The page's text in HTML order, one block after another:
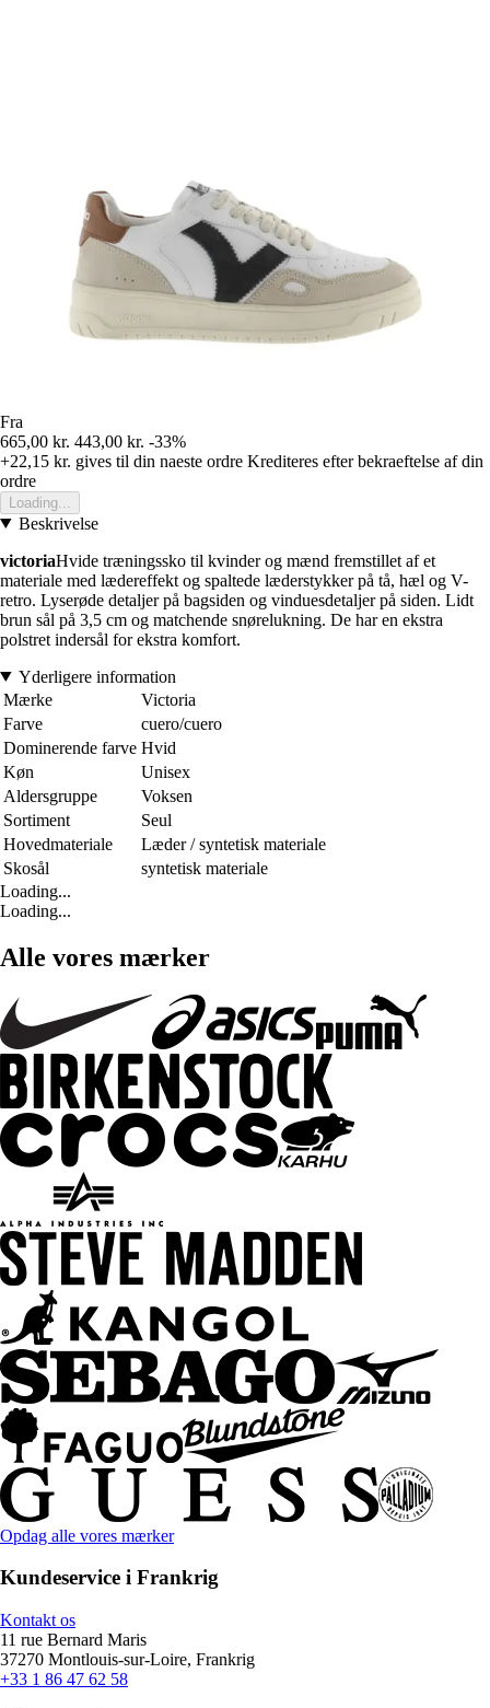
Fra
665,00 kr. 443,00 kr. -33%
+22,15 kr. gives til din naeste ordre Krediteres efter bekraeftelse af din
ordre
Loading...
Beskrivelse
victoriaHvide træningssko til kvinder og mænd fremstillet af et
materiale med lædereffekt og spaltede læderstykker på tå, hæl og V-
retro. Lyserøde detaljer på bagsiden og vinduesdetaljer på siden. Lidt
brun sål på 3,5 cm og matchende snørelukning. De har en ekstra
polstret indersål for ekstra komfort.
Yderligere information
Mærke
Victoria
Farve
cuero/cuero
Dominerende farve Hvid
Køn
Unisex
Aldersgruppe
Voksen
Sortiment
Seul
Hovedmateriale
Læder / syntetisk materiale
Skosål
syntetisk materiale
Loading...
Loading...
Alle vores mærker
Opdag alle vores mærker
Kundeservice i Frankrig
Kontakt os
11 rue Bernard Maris
37270 Montlouis-sur-Loire, Frankrig
+33 1 86 47 62 58